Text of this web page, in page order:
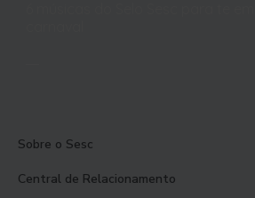
Sobre o Sesc
Central de Relacionamento